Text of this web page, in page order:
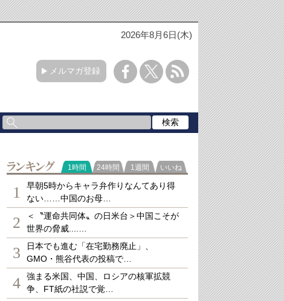
2026年8月6日(木)
メルマガ登録
ランキング
1時間 24時間 1週間 いいね
1
早朝5時からキャラ弁作りなんてあり得
ない……中国のお母…
2
＜〝運命共同体〟の日米台＞中国こそが
世界の脅威....…
3
日本でも進む「在宅勤務廃止」、
GMO・熊谷代表の投稿で…
4
強まる米国、中国、ロシアの核軍拡競
争、FT紙の社説で覚…